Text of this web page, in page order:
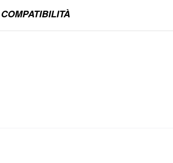
COMPATIBILITÀ